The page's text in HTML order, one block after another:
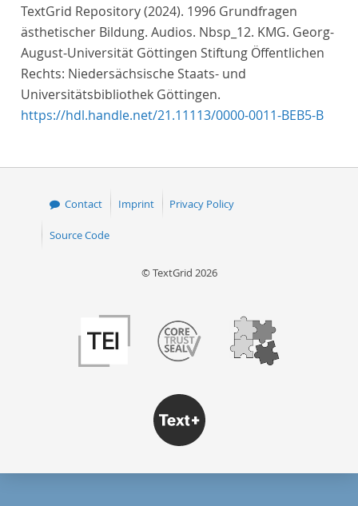
TextGrid Repository (2024). 1996 Grundfragen
ästhetischer Bildung. Audios. Nbsp_12. KMG. Georg-
August-Universität Göttingen Stiftung Öffentlichen
Rechts: Niedersächsische Staats- und
Universitätsbibliothek Göttingen.
https://hdl.handle.net/21.11113/0000-0011-BEB5-B
Contact Imprint Privacy Policy
Source Code
© TextGrid 2026